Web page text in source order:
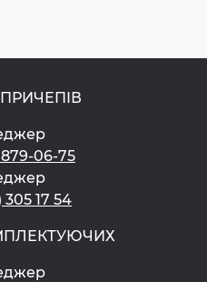
06-75
305 17 54